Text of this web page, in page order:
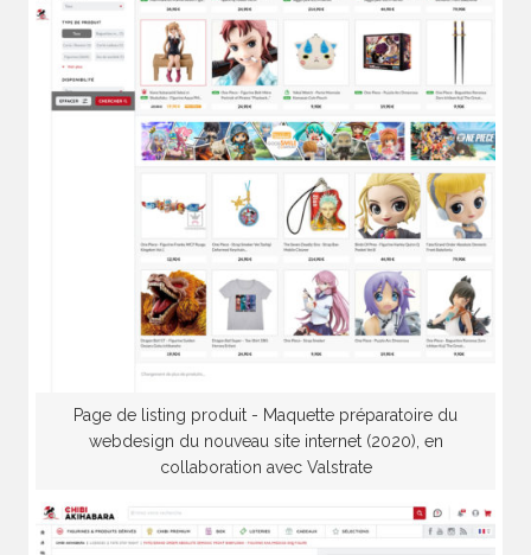
Page de listing produit - Maquette préparatoire du
webdesign du nouveau site internet (2020), en
collaboration avec Valstrate